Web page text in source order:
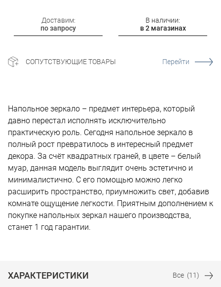
Доставим:
по запросу
В наличии:
в 2 магазинах
СОПУТСТВУЮЩИЕ ТОВАРЫ Перейти
Напольное зеркало – предмет интерьера, который
давно перестал исполнять исключительно
практическую роль. Сегодня напольное зеркало в
полный рост превратилось в интересный предмет
декора. За счёт квадратных граней, в цвете – белый
муар, данная модель выглядит очень эстетично и
минималистично. С его помощью можно легко
расширить пространство, приумножить свет, добавив
комнате ощущение легкости. Приятным дополнением к
покупке напольных зеркал нашего производства,
станет 1 год гарантии.
ХАРАКТЕРИСТИКИ Все (11)